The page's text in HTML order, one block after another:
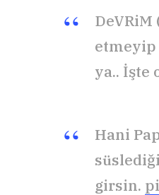
DeVRiM
etmeyip
ya.. İşte
Hani
girsin.